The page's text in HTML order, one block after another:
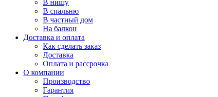
В нишу
В спальню
В частный дом
На балкон
Доставка и оплата
Как сделать заказ
Доставка
Оплата и рассрочка
О компании
Производство
Гарантия